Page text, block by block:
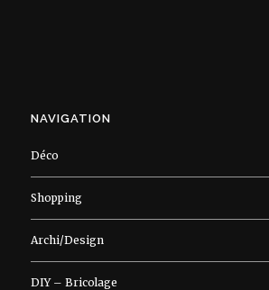
NAVIGATION
Déco
Shopping
Archi/Design
DIY – Bricolage